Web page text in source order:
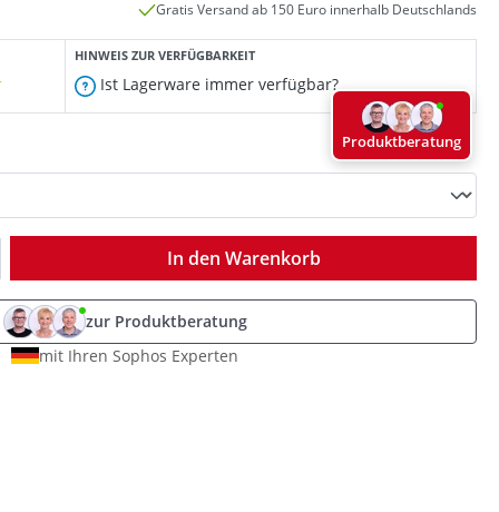
Gratis Versand ab 150 Euro innerhalb Deutschlands
HINWEIS ZUR VERFÜGBARKEIT
Ist Lagerware immer verfügbar?
den gewünschten Wert ein oder
In den Warenkorb
zur Produktberatung
mit Ihren Sophos Experten
Produktberatung